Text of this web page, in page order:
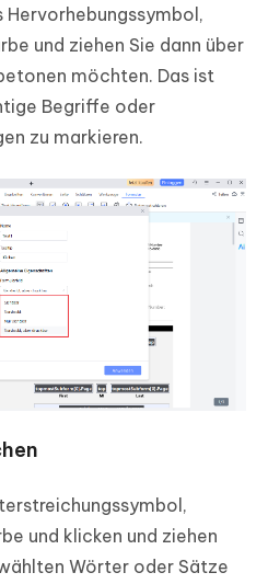
Hervorhebungssymbol,
und ziehen Sie dann über
möchten. Das ist
Begriffe oder
zu markieren.
und klicken und ziehen
Wörter oder Sätze